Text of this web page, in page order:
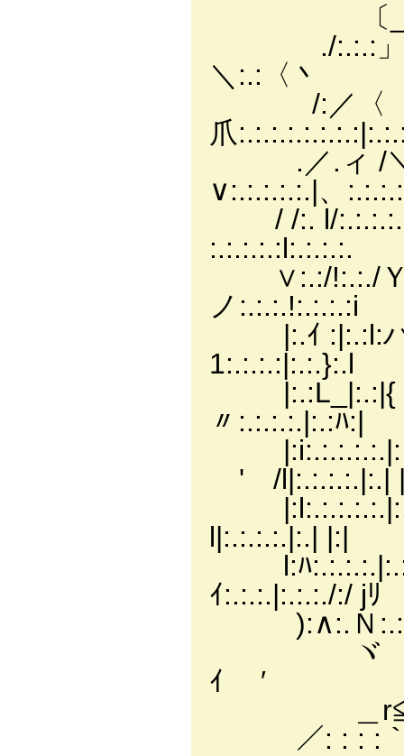
〔_￣￣ｿ
./:.:.:」 〈/
＼:.:〈丶
/:／〈
爪
.／.ィ /＼
∨:.:.:.:.:.|、
/ /:. l/
:.:.:.:.:l:.:.:.:.
∨:.:/!:.:./Ｙ
ノ:.:.:.!:.:.:.:i
|:.ｲ :|:.:l:
1:.:.:.:|:.:.}:.l
〃:.:.:.:.|:.:ﾊ:|
ゞ' /l|:.:.:.:.|:.|
l|:.:.:.:.|:.| |:|
l:ﾊ
ｲ:.:.:.|:.:.:./:/ jﾘ
):∧:.Ｎ
ヾ ＼ﾄ :.
ｲ ′
＿r≦⌒`
／: : : :｀